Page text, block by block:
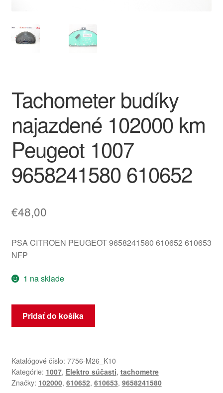
Platby
Reklamačný poriadok
Tachometer budíky
najazdené 102000 km
Peugeot 1007
9658241580 610652
€48,00
PSA CITROEN PEUGEOT 9658241580 610652 610653
NFP
1 na sklade
množstvo
Tachometer
102000
km
Peugeot
Pridať do košíka
Katalógové číslo: 7756-M26_K10
Kategórie: 1007, Elektro súčasti, tachometre
Značky: 102000, 610652, 610653, 9658241580